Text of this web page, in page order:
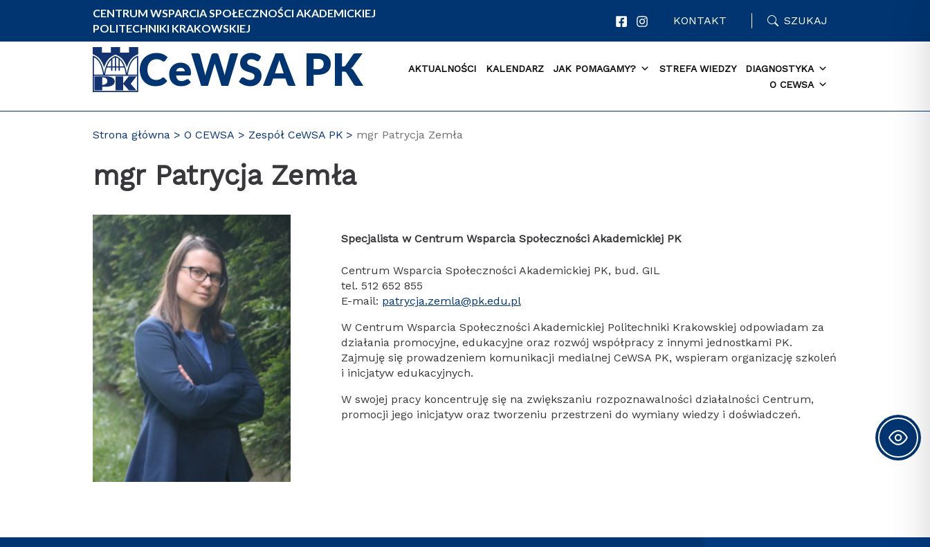
CENTRUM WSPARCIA SPOŁECZNOŚCI AKADEMICKIEJ
POLITECHNIKI KRAKOWSKIEJ
KONTAKT SZUKAJ
CeWSA PK AKTUALNOŚCI KALENDARZ JAK POMAGAMY? STREFA WIEDZY
DIAGNOSTYKA
O CEWSA
Strona główna O CEWSA Zespół CeWSA PK mgr Patrycja Zemła
mgr Patrycja Zemła
Specjalista w Centrum Wsparcia Społeczności Akademickiej PK
Centrum Wsparcia Społeczności Akademickiej PK, bud. GIL
tel. 512 652 855
E-mail: patrycja.zemla@pk.edu.pl
W Centrum Wsparcia Społeczności Akademickiej Politechniki Krakowskiej odpowiadam za
działania promocyjne, edukacyjne oraz rozwój współpracy z innymi jednostkami PK.
Zajmuję się prowadzeniem komunikacji medialnej CeWSA PK, wspieram organizację szkoleń
i inicjatyw edukacyjnych.
W swojej pracy koncentruję się na zwiększaniu rozpoznawalności działalności Centrum,
promocji jego inicjatyw oraz tworzeniu przestrzeni do wymiany wiedzy i doświadczeń.